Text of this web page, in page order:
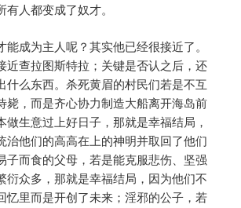
人都变成了奴才。
能成为主人呢？其实他已经很接近了。
近查拉图斯特拉；关键是否认之后，还
什么东西。杀死黄眉的村民们若是不互
毙，而是齐心协力制造大船离开海岛前
做生意过上好日子，那就是幸福结局，
治他们的高高在上的神明并取回了他们
子而食的父母，若是能克服悲伤、坚强
衍众多，那就是幸福结局，因为他们不
忆里而是开创了未来；淫邪的公子，若